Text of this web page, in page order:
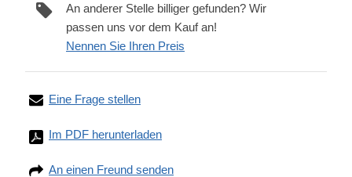
An anderer Stelle billiger gefunden? Wir
passen uns vor dem Kauf an!
Nennen Sie Ihren Preis
Eine Frage stellen
Im PDF herunterladen
An einen Freund senden